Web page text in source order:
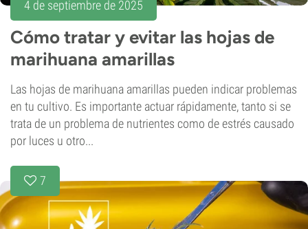
4 de septiembre de 2025
Cómo tratar y evitar las hojas de
marihuana amarillas
Las hojas de marihuana amarillas pueden indicar problemas
en tu cultivo. Es importante actuar rápidamente, tanto si se
trata de un problema de nutrientes como de estrés causado
por luces u otro...
7